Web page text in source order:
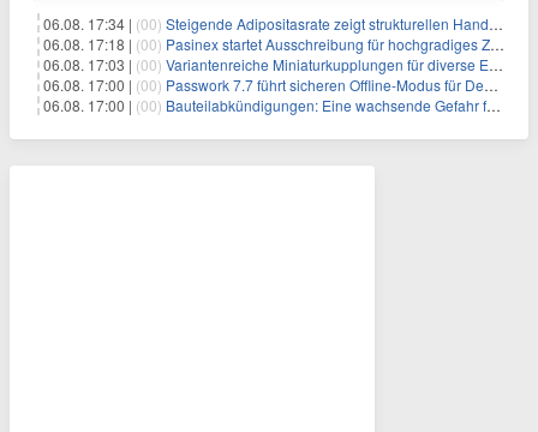
06.08. 17:34 | (00) Steigende Adipositasrate zeigt strukturellen Handlungsbedarf bei der Ernährung schulpflichtiger Kinder
06.08. 17:18 | (00) Pasinex startet Ausschreibung für hochgradiges Zinksulfidkonzentrat mit Germanium- und Silbergehalten und stellt ein Betriebsupdate bereit
06.08. 17:03 | (00) Variantenreiche Miniaturkupplungen für diverse Einsatzbereiche
06.08. 17:00 | (00) Passwork 7.7 führt sicheren Offline-Modus für Desktop- und Mobile-Apps ein
06.08. 17:00 | (00) Bauteilabkündigungen: Eine wachsende Gefahr für industrielle Elektroniksysteme